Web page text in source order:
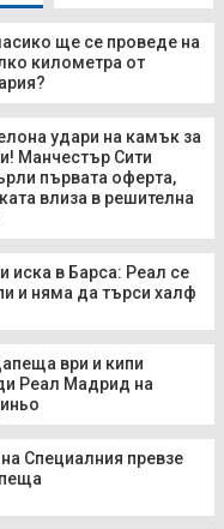
ще се проведе на
километра от
удари на камък за
Манчестър Сити
първата оферта,
влиза в решителна
иска в Барса: Реал се
и няма да търси халф
ври и кипи
Реал Мадрид на
Специалния превзе